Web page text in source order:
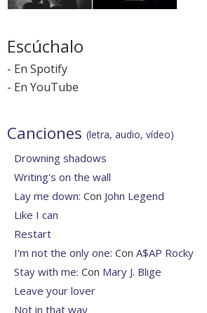
Escúchalo
- En Spotify
- En YouTube
Canciones (letra, audio, vídeo)
Drowning shadows
Writing's on the wall
Lay me down: Con John Legend
Like I can
Restart
I'm not the only one: Con A$AP Rocky
Stay with me: Con Mary J. Blige
Leave your lover
Not in that way